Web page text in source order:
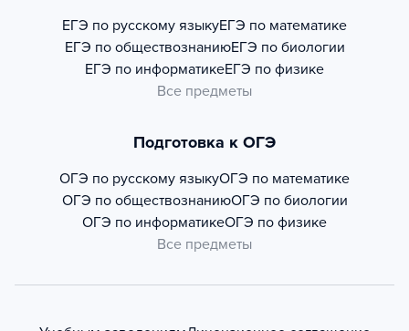
ЕГЭ по русскому языкуЕГЭ по математике
ЕГЭ по обществознаниюЕГЭ по биологии
ЕГЭ по информатикеЕГЭ по физике
Все предметы
Подготовка к ОГЭ
ОГЭ по русскому языкуОГЭ по математике
ОГЭ по обществознаниюОГЭ по биологии
ОГЭ по информатикеОГЭ по физике
Все предметы